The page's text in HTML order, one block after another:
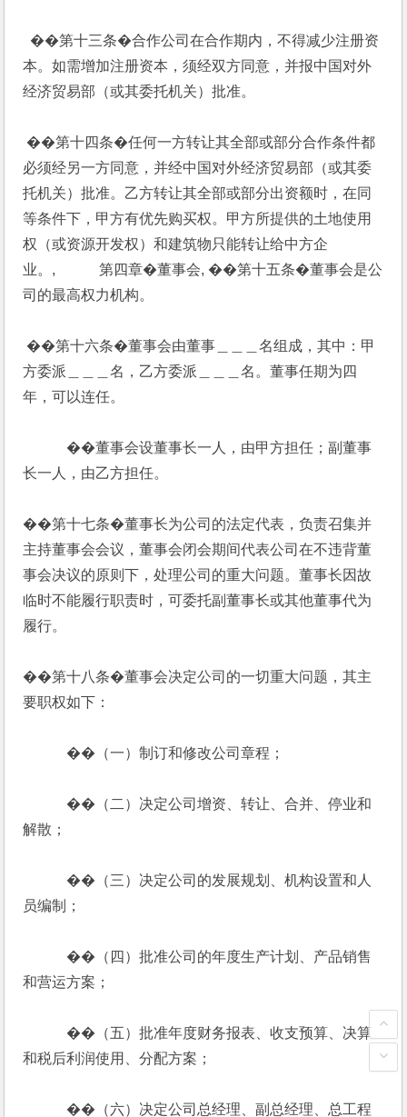
��第十三条�合作公司在合作期内，不得减少注册资
本。如需增加注册资本，须经双方同意，并报中国对外
经济贸易部（或其委托机关）批准。
��第十四条�任何一方转让其全部或部分合作条件都
必须经另一方同意，并经中国对外经济贸易部（或其委
托机关）批准。乙方转让其全部或部分出资额时，在同
等条件下，甲方有优先购买权。甲方所提供的土地使用
权（或资源开发权）和建筑物只能转让给中方企
业。,            第四章�董事会, ��第十五条�董事会是公
司的最高权力机构。
��第十六条�董事会由董事＿＿＿名组成，其中：甲
方委派＿＿＿名，乙方委派＿＿＿名。董事任期为四
年，可以连任。
��董事会设董事长一人，由甲方担任；副董事
长一人，由乙方担任。
��第十七条�董事长为公司的法定代表，负责召集并
主持董事会会议，董事会闭会期间代表公司在不违背董
事会决议的原则下，处理公司的重大问题。董事长因故
临时不能履行职责时，可委托副董事长或其他董事代为
履行。
��第十八条�董事会决定公司的一切重大问题，其主
要职权如下：
��（一）制订和修改公司章程；
��（二）决定公司增资、转让、合并、停业和
解散；
��（三）决定公司的发展规划、机构设置和人
员编制；
��（四）批准公司的年度生产计划、产品销售
和营运方案；
��（五）批准年度财务报表、收支预算、决算
和税后利润使用、分配方案；
��（六）决定公司总经理、副总经理、总工程